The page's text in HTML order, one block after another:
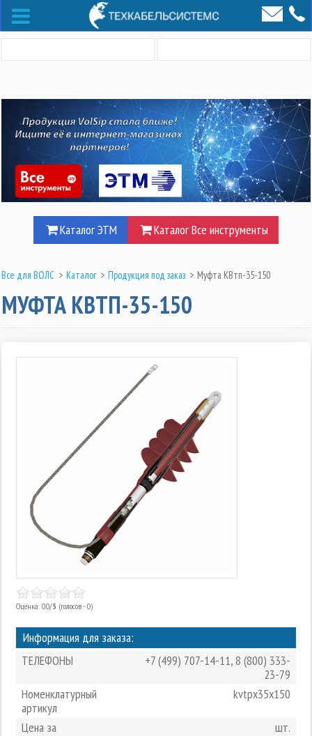
Каталог ЭТМ Каталог Все инструменты
Все для ВОЛС > Каталог > Продукция под заказ > Муфта КВтп-35-150
МУФТА КВТП-35-150
Оценка: 0.0/5 (голосов - 0)
Информация для заказа:
ТЕЛЕФОНЫ
+7 (499) 707-14-11,8 (800) 333-
23-79
Номенклатурный
артикул
kvtpx35x150
Цена за шт.